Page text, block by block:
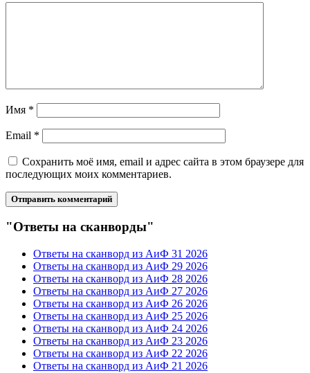
Имя *
Email *
Сохранить моё имя, email и адрес сайта в этом браузере для
последующих моих комментариев.
"Ответы на сканворды"
Ответы на сканворд из АиФ 31 2026
Ответы на сканворд из АиФ 29 2026
Ответы на сканворд из АиФ 28 2026
Ответы на сканворд из АиФ 27 2026
Ответы на сканворд из АиФ 26 2026
Ответы на сканворд из АиФ 25 2026
Ответы на сканворд из АиФ 24 2026
Ответы на сканворд из АиФ 23 2026
Ответы на сканворд из АиФ 22 2026
Ответы на сканворд из АиФ 21 2026